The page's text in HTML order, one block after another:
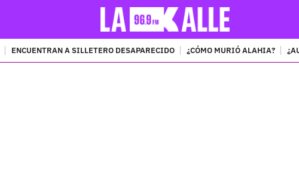
ENCUENTRAN A SILLETERO DESAPARECIDO ¿CÓMO MURIÓ ALAHIA?